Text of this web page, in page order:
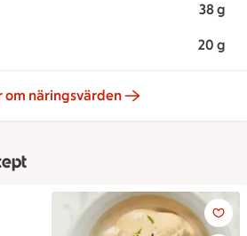
38 g
20 g
om näringsvärden
Srirachasill